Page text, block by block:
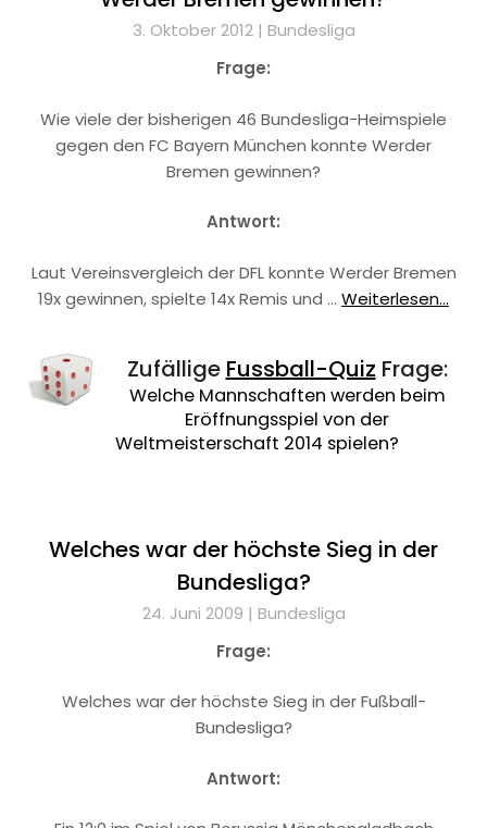
3. Oktober 2012 | Bundesliga
Frage:
Wie viele der bisherigen 46 Bundesliga-Heimspiele
gegen den FC Bayern München konnte Werder
Bremen gewinnen?
Antwort:
Laut Vereinsvergleich der DFL konnte Werder Bremen
19x gewinnen, spielte 14x Remis und … Weiterlesen...
Zufällige Fussball-Quiz Frage:
Welche Mannschaften werden beim
Eröffnungsspiel von der
Weltmeisterschaft 2014 spielen?
Welches war der höchste Sieg in der
Bundesliga?
24. Juni 2009 | Bundesliga
Frage:
Welches war der höchste Sieg in der Fußball-
Bundesliga?
Antwort: